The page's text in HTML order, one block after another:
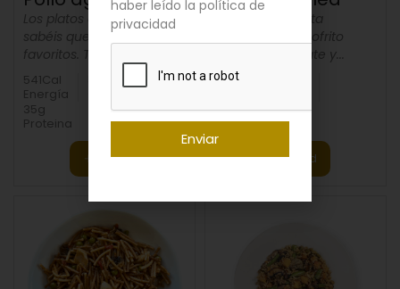
Los platos asiáticos ya
sabéis que son mis
favoritos. Tenía...
541Cal
Energía
35g
Proteina
Add
Un plato de pasta
mediterráneo: sofrito
casero de tomate y...
1200Cal
32g
Proteina
Add
haber leído la política de
privacidad
Enviar